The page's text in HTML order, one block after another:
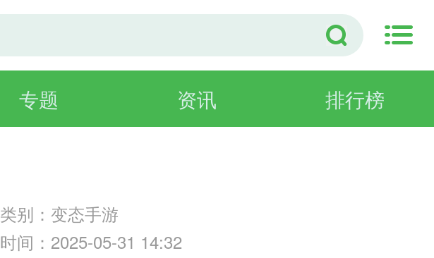
专题 资讯 排行榜
类别：变态手游
时间：2025-05-31 14:32